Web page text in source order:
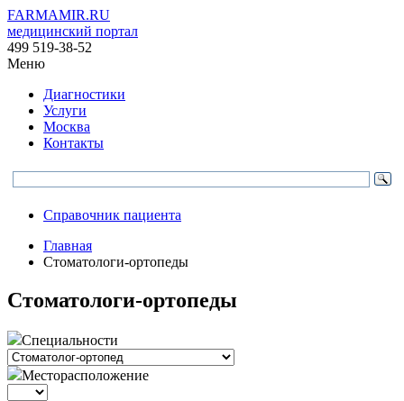
FARMAMIR.RU
медицинский портал
499 519-38-52
Меню
Диагностики
Услуги
Москва
Контакты
Справочник пациента
Главная
Стоматологи-ортопеды
Стоматологи-ортопеды
Специальности
Месторасположение